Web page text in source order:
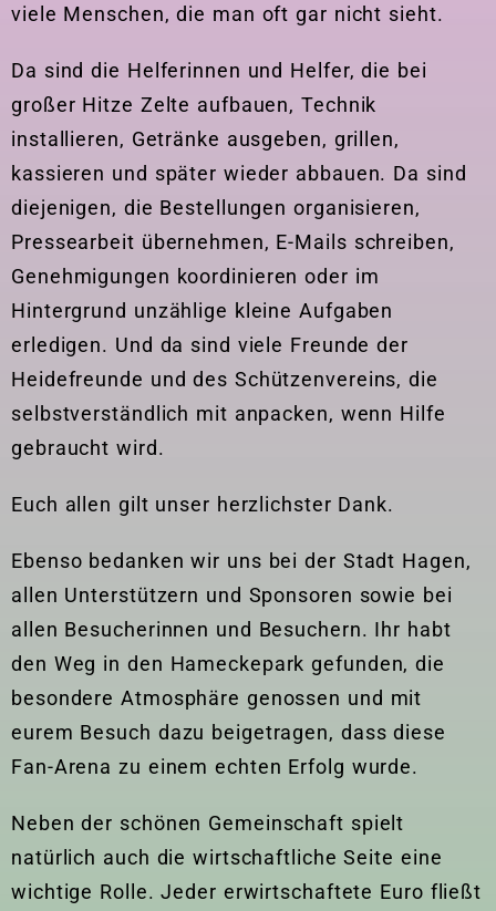
viele Menschen, die man oft gar nicht sieht.
Da sind die Helferinnen und Helfer, die bei
großer Hitze Zelte aufbauen, Technik
installieren, Getränke ausgeben, grillen,
kassieren und später wieder abbauen. Da sind
diejenigen, die Bestellungen organisieren,
Pressearbeit übernehmen, E-Mails schreiben,
Genehmigungen koordinieren oder im
Hintergrund unzählige kleine Aufgaben
erledigen. Und da sind viele Freunde der
Heidefreunde und des Schützenvereins, die
selbstverständlich mit anpacken, wenn Hilfe
gebraucht wird.
Euch allen gilt unser herzlichster Dank.
Ebenso bedanken wir uns bei der Stadt Hagen,
allen Unterstützern und Sponsoren sowie bei
allen Besucherinnen und Besuchern. Ihr habt
den Weg in den Hameckepark gefunden, die
besondere Atmosphäre genossen und mit
eurem Besuch dazu beigetragen, dass diese
Fan-Arena zu einem echten Erfolg wurde.
Neben der schönen Gemeinschaft spielt
natürlich auch die wirtschaftliche Seite eine
wichtige Rolle. Jeder erwirtschaftete Euro fließt